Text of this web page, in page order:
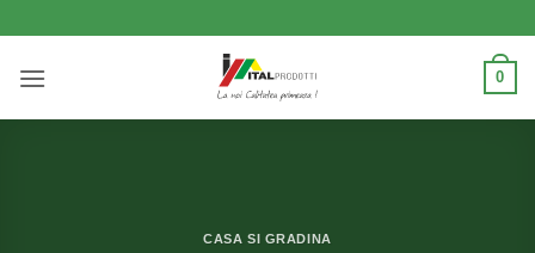
content
0
CASA SI GRADINA